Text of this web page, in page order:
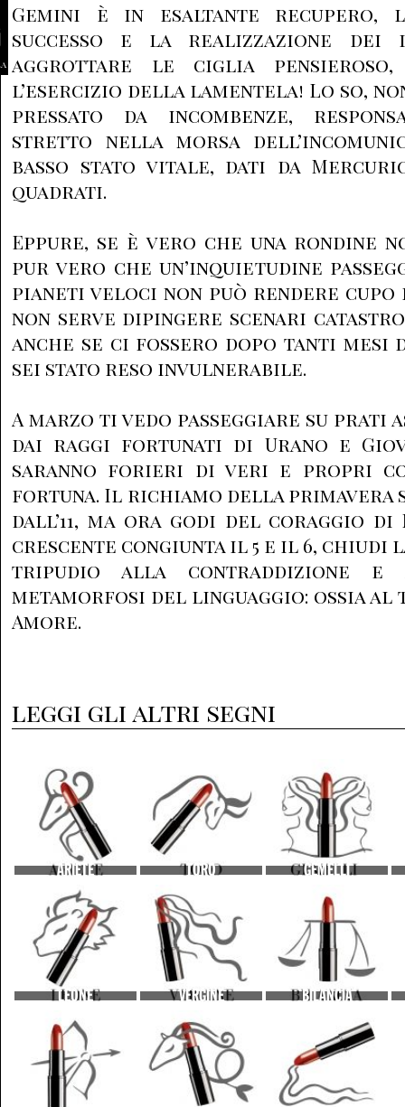
Gemini è in esaltante recupero,
successo e la realizzazione dei
aggrottare le ciglia pensieroso,
l’esercizio della lamentela! Lo so,
pressato da incombenze,
stretto nella morsa
basso stato vitale, dati da
quadrati.
Eppure, se è vero che una rondine
pur vero che un’inquietudine
pianeti veloci non può rendere cupo
non serve dipingere scenari
anche se ci fossero dopo tanti mesi
sei stato reso invulnerabile.
A marzo ti vedo passeggiare su
dai raggi fortunati di Urano e
saranno forieri di veri e propri
fortuna. Il richiamo della primavera
dall’11, ma ora godi del coraggio
crescente congiunta il 5 e il 6, chiudi
tripudio alla contraddizione e
metamorfosi del linguaggio: ossia al
Amore.
leggi gli altri segni
ARIETE TORO GEMELLI
LEONE VERGINE BILANCIA